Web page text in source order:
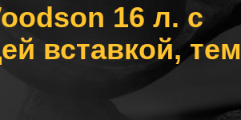
16 л. с
вставкой,